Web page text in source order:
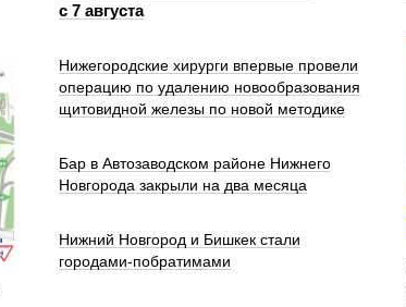
с 7 августа
Нижегородские хирурги впервые провели
операцию по удалению новообразования
щитовидной железы по новой методике
Бар в Автозаводском районе Нижнего
Новгорода закрыли на два месяца
Нижний Новгород и Бишкек стали
городами-побратимами